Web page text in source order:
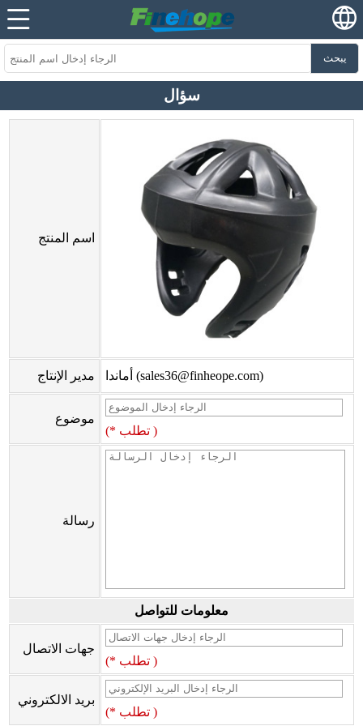
يبحث
سؤال
اسم المنتج
مدير الإنتاج أماندا (sales36@finheope.com)
موضوع
(* تطلب )
رسالة
معلومات للتواصل
جهات الاتصال
(* تطلب )
بريد الالكتروني
(* تطلب )